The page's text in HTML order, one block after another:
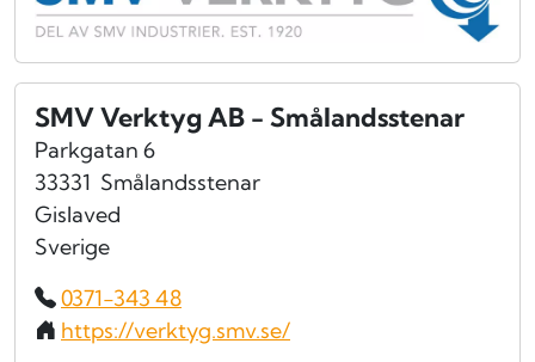
SMV Verktyg AB - Smålandsstenar
Parkgatan 6
33331 Smålandsstenar
Gislaved
Sverige
0371-343 48
https://verktyg.smv.se/